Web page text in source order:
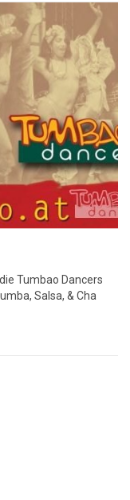
Tumbao Dancers
Salsa, & Cha